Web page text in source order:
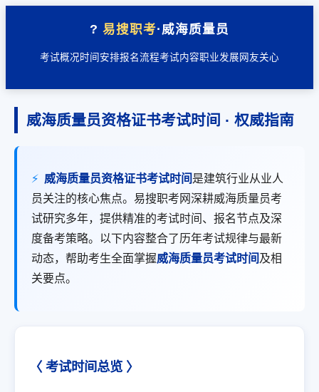
? 易搜职考·威海质量员
考试概况时间安排报名流程考试内容职业发展 网友关心
威海质量员资格证书考试时间 · 权威指南
⚡ 威海质量员资格证书考试时间 是建筑行业从业人
员关注的核心焦点。易搜职考网深耕威海质量员考
试研究多年，提供精准的考试时间、报名节点及深
度备考策略。以下内容整合了历年考试规律与最新
动态，帮助考生全面掌握威海质量员考试时间 及相
关要点。
〈 考试时间总览 〉